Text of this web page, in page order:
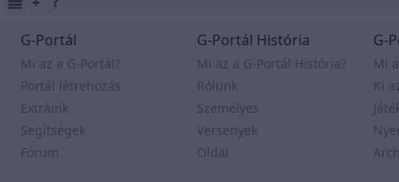
G-Portál
Mi az a G-Portál?
Portál létrehozás
Extráink
Segítségek
Fórum
G-Portál História
Mi az a G-Portál História?
Rólunk
Személyes
Versenyek
Oldal
G-
Mi
Ki